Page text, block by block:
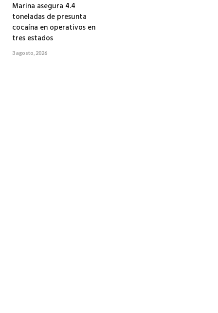
Marina asegura 4.4
toneladas de presunta
cocaína en operativos en
tres estados
3 agosto, 2026